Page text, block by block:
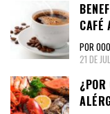
CAFÉ
POR
21 DE
¿POR